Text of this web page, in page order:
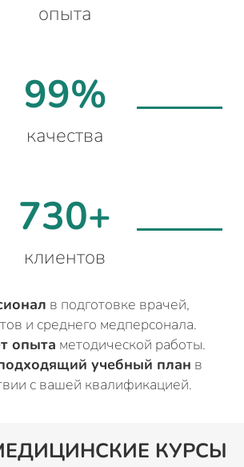
опыта
99%
качества
730+
клиентов
в подготовке врачей,
и среднего медперсонала.
опыта методической работы.
учебный план в
с вашей квалификацией.
КУРСЫ